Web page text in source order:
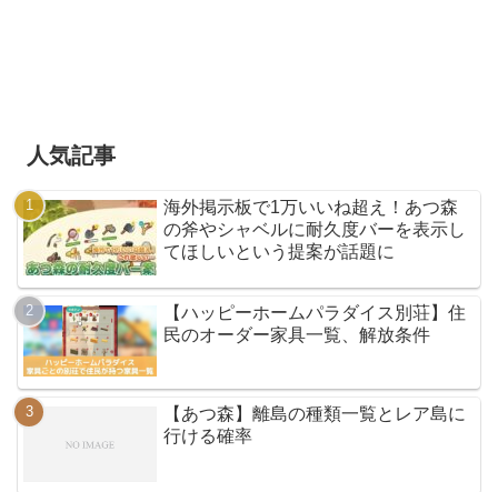
人気記事
海外掲示板で1万いいね超え！あつ森
の斧やシャベルに耐久度バーを表示し
てほしいという提案が話題に
【ハッピーホームパラダイス別荘】住
民のオーダー家具一覧、解放条件
【あつ森】離島の種類一覧とレア島に
行ける確率